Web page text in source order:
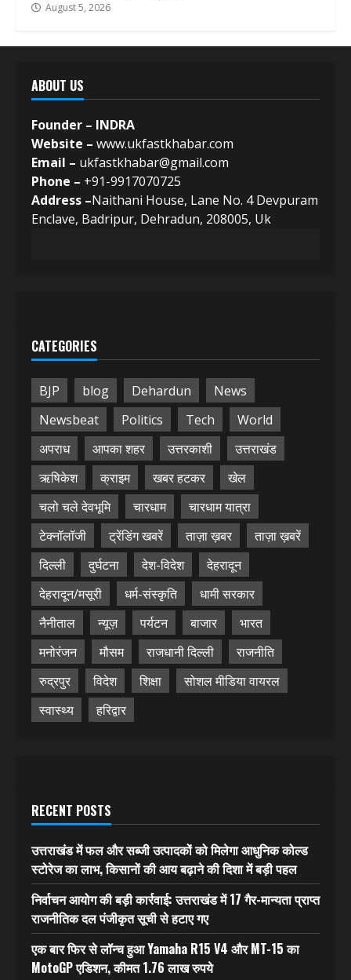
August 5, 2026
ABOUT US
Founder – INDRA
Website – www.ukfastkhabar.com
Email – ukfastkhabar@gmail.com
Phone – +91-9917070725
Address –Naithani House, Lane No. 4 Devpuram
Enclave, Badripur, Dehradun, 208005, Uk
CATEGORIES
BJP blog Dehardun
News
Newsbeat
Politics Tech
World
अपराध
आपका शहर उत्तरकाशी
उत्तराखंड
ऋषिकेश
क्राइम खबर हटकर
खेल
चलो चले देवभूमि
चारधाम
चारधाम यात्रा
टेक्नॉलॉजी
ट्रेंडिंग खबरें ताज़ा ख़बर
ताज़ा ख़बरें
दिल्ली
दुर्घटना देश-विदेश
देहरादून
देहरादून/मसूरी
धर्म-संस्कृति
धामी सरकार
नैनीताल
न्यूज़ पर्यटन बाजार
भारत
मनोरंजन
मौसम राजधानी दिल्ली
राजनीति
रुद्रपुर
विदेश शिक्षा
सोशल मीडिया वायरल
स्वास्थ्य
हरिद्वार
RECENT POSTS
उत्तराखंड में फल और सब्जी उत्पादकों को मिलेगा आधुनिक कोल्ड
स्टोरेज का लाभ, किसानों की आय बढ़ाने की दिशा में बड़ी पहल
निर्वाचन आयोग की बड़ी कार्रवाई: उत्तराखंड में 17 गैर-मान्यता प्राप्त
राजनीतिक दल पंजीकृत सूची से हटाए गए
एक बार फिर से लॉन्च हुआ Yamaha R15 V4 और MT-15 का
MotoGP एडिशन, कीमत 1.76 लाख रुपये